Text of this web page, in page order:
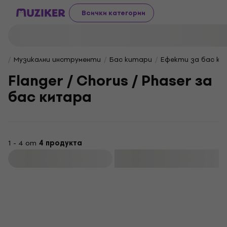
Всички категории
Музикални инструменти Бас китари Ефекти за бас
Flanger / Chorus / Phaser за
бас китара
1 - 4 от 4 продукта